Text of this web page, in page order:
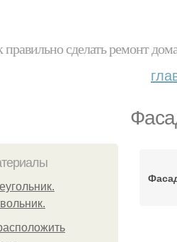
правильно сделать ремонт